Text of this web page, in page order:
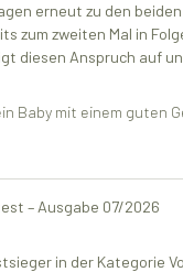
erneut zu den
zum zweiten Mal in
diesen Anspruch auf
Baby mit einem guten
– Ausgabe 07/2026
in der Kategorie